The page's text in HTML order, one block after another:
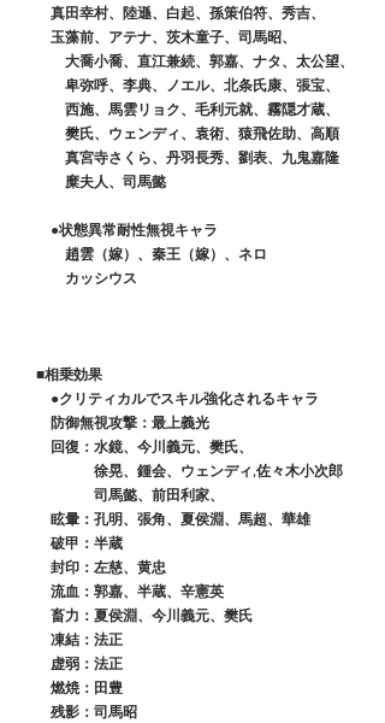
   　 真田幸村、陸遜、白起、孫策伯符、秀吉、
   　 玉藻前、アテナ、茨木童子、司馬昭、
大喬小喬、直江兼続、郭嘉、ナタ、太公望、
卑弥呼、李典、ノエル、北条氏康、張宝、
西施、馬雲リョク、毛利元就、霧隠才蔵、
樊氏、ウェンディ、袁術、猿飛佐助、高順
真宮寺さくら、丹羽長秀、劉表、九鬼嘉隆
糜夫人、司馬懿
●状態異常耐性無視キャラ
趙雲（嫁）、秦王（嫁）、ネロ
カッシウス
■相乗効果
●クリティカルでスキル強化されるキャラ
防御無視攻撃：最上義光
回復：水鏡、今川義元、樊氏、
徐晃、鍾会、ウェンディ,佐々木小次郎
司馬懿、前田利家、
眩暈：孔明、張角、夏侯淵、馬超、華雄
破甲：半蔵
封印：左慈、黄忠
流血：郭嘉、半蔵、辛憲英
畜力：夏侯淵、今川義元、樊氏
凍結：法正
虚弱：法正
燃焼：田豊
残影：司馬昭